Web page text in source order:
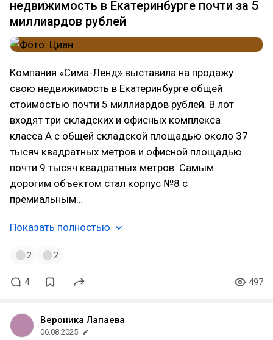
недвижимость в Екатеринбурге почти за 5
миллиардов рублей
Компания «Сима-Ленд» выставила на продажу
свою недвижимость в Екатеринбурге общей
стоимостью почти 5 миллиардов рублей. В лот
входят три складских и офисных комплекса
класса А с общей складской площадью около 37
тысяч квадратных метров и офисной площадью
почти 9 тысяч квадратных метров. Самым
дорогим объектом стал корпус №8 с
премиальным…
Показать полностью
2 2
4 497
Вероника Лапаева
06.08.2025